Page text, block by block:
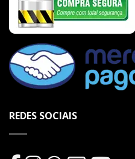
REDES SOCIAIS